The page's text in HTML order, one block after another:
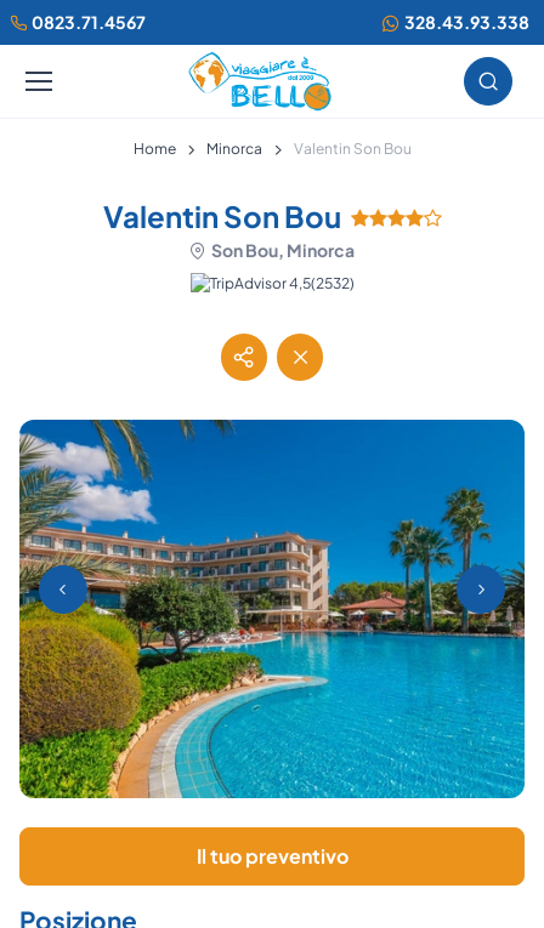
0823.71.4567 328.43.93.338
Home Minorca Valentin Son Bou
Valentin Son Bou
Son Bou, Minorca
(2532)
Il tuo preventivo
Posizione